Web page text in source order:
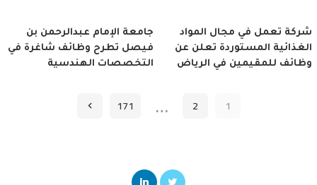
شركة تعمل في مجال المواد
الغذائية المستوردة تعلن عن
وظائف للمقيمين في الرياض
جامعة الإمام عبدالرحمن بن
فيصل تطرح وظائف شاغرة في
التخصصات الهندسية
1
2
…
171